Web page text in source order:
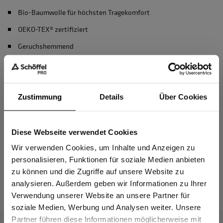
Zustimmung Details Über Cookies
Diese Webseite verwendet Cookies
Wir verwenden Cookies, um Inhalte und Anzeigen zu
personalisieren, Funktionen für soziale Medien anbieten
zu können und die Zugriffe auf unsere Website zu
analysieren. Außerdem geben wir Informationen zu Ihrer
Verwendung unserer Website an unsere Partner für
soziale Medien, Werbung und Analysen weiter. Unsere
Partner führen diese Informationen möglicherweise mit
Bio-Baumwolle für höchsten Tragekomfort
OEKO-TEX® zertifiziert
Geruchshemmend
recycelter Polyester
Material & Pflege
Passform
Das passt dazu
Sind Sie
Gewerbetreibender?
Ich bestätige, dass ich Gewerbetreibender bin. Alle
Preise werden netto ausgewiesen.